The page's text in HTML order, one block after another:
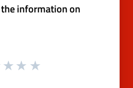
information on